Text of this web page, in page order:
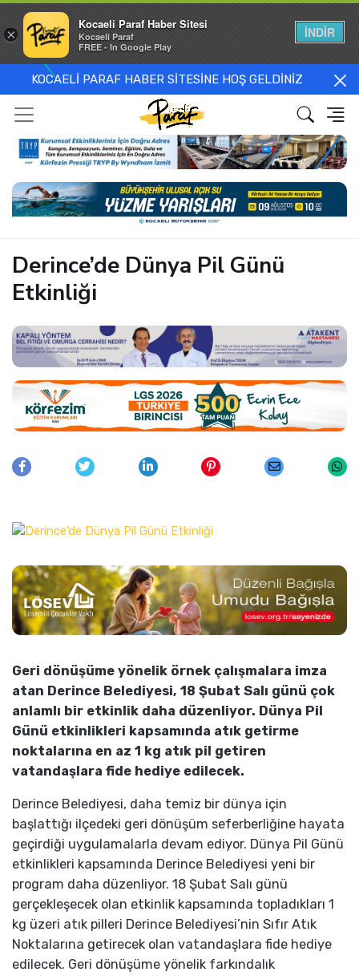
KOCAELİ PARAF HABER SİTESİNE HOŞ GELDİNİZ
Derince’de Dünya Pil Günü
Etkinliği
Geri dönüşüme yönelik örnek çalışmalara imza
atan Derince Belediyesi, 18 Şubat Salı günü çok
anlamlı bir etkinlik daha düzenliyor. Dünya Pil
Günü etkinlikleri kapsamında atık getirme
noktalarına en az 1 kg atık pil getiren
vatandaşlara fide hediye edilecek.
Derince Belediyesi, daha temiz bir dünya için
başlattığı ilçedeki geri dönüşüm seferberliğine hayata
geçirdiği uygulamalarla devam ediyor. Dünya Pil Günü
etkinlikleri kapsamında Derince Belediyesi yeni bir
program daha düzenliyor. 18 Şubat Salı günü
gerçekleşecek olan etkinlik kapsamında topladıkları 1
kg üzeri atık pilleri Derince Belediyesi’nin Sıfır Atık
Noktalarına getirecek olan vatandaşlara fide hediye
edilecek. Geri dönüşüme yönelik farkındalık
×
Kocaeli Paraf Haber Sitesi
Kocaeli Paraf
FREE - In Google Play
İNDİR